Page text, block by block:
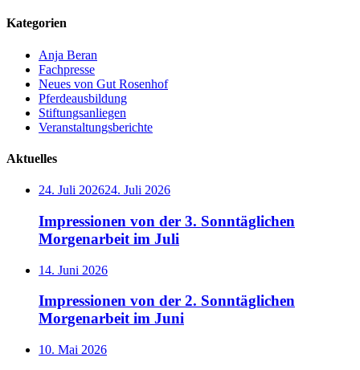
Kategorien
Anja Beran
Fachpresse
Neues von Gut Rosenhof
Pferdeausbildung
Stiftungsanliegen
Veranstaltungsberichte
Aktuelles
24. Juli 202624. Juli 2026
Impressionen von der 3. Sonntäglichen
Morgenarbeit im Juli
14. Juni 2026
Impressionen von der 2. Sonntäglichen
Morgenarbeit im Juni
10. Mai 2026